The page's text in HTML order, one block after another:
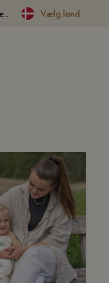
Vælg land